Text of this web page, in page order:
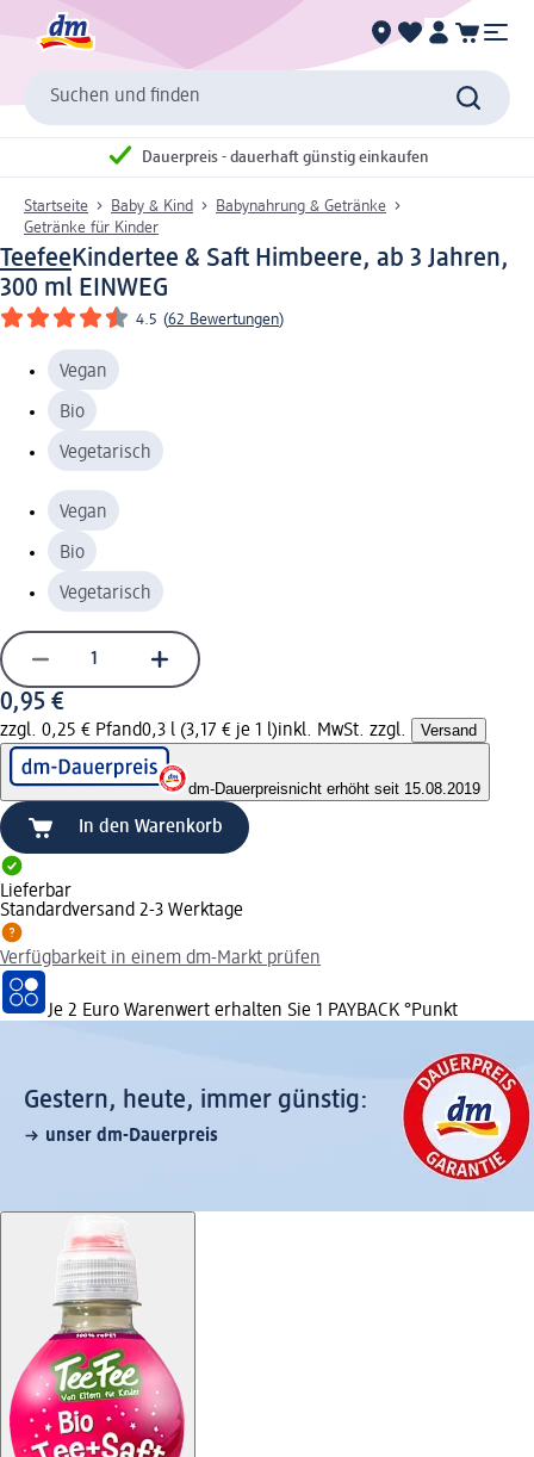
Suchen und finden
Dauerpreis - dauerhaft günstig einkaufen
Startseite Baby & Kind
Babynahrung & Getränke
Getränke für Kinder
Teefee Kindertee & Saft Himbeere, ab 3 Jahren,
300 ml EINWEG
4.5 (62 Bewertungen)
Vegan
Bio
Vegetarisch
Vegan
Bio
Vegetarisch
0,95 €
zzgl. 0,25 € Pfand0,3 l (3,17 € je 1 l)inkl. MwSt. zzgl. Versand
dm-Dauerpreisnicht erhöht seit 15.08.2019
In den Warenkorb
Lieferbar
Standardversand 2-3 Werktage
Verfügbarkeit in einem dm-Markt prüfen
Je 2 Euro Warenwert erhalten Sie 1 PAYBACK °Punkt
Gestern, heute, immer günstig:
unser dm-Dauerpreis